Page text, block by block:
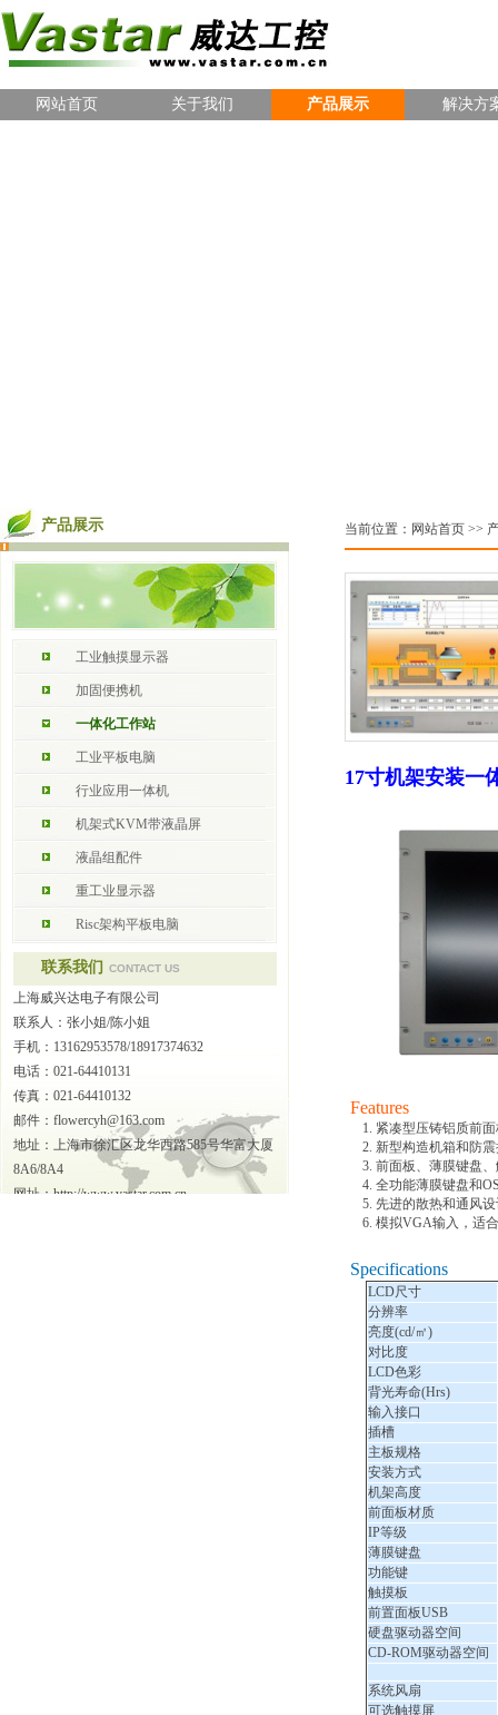
网站首页 关于我们 产品展示 解决方
产品展示
工业触摸显示器
加固便携机
一体化工作站
工业平板电脑
行业应用一体机
机架式KVM带液晶屏
液晶组配件
重工业显示器
Risc架构平板电脑
联系我们 CONTACT US
上海威兴达电子有限公司
联系人：张小姐/陈小姐
手机：13162953578/18917374632
电话：021-64410131
传真：021-64410132
邮件：flowercyh@163.com
地址：上海市徐汇区龙华西路585号华富大厦
8A6/8A4
网址：http://www.vastar.com.cn
当前位置： 网站首页 >>
17寸机架安装一
Features
1. 紧凑型压铸铝质前
2. 新型构造机箱和防
3. 前面板、薄膜键盘
4. 全功能薄膜键盘和
5. 先进的散热和通风
6. 模拟VGA输入，适
Specifications
LCD尺寸
分辨率
亮度(cd/㎡)
对比度
LCD色彩
背光寿命(Hrs)
输入接口
插槽
主板规格
安装方式
机架高度
前面板材质
IP等级
薄膜键盘
功能键
触摸板
前置面板USB
硬盘驱动器空间
CD-ROM驱动器空间
系统风扇
可选触摸屏